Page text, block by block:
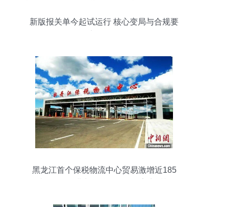
新版报关单今起试运行 核心变局与合规要
黑龙江首个保税物流中心贸易激增近185